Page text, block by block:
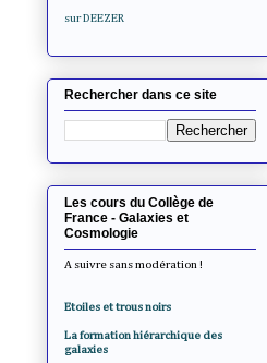
sur DEEZER
Rechercher dans ce site
Les cours du Collège de
France - Galaxies et
Cosmologie
A suivre sans modération !
Etoiles et trous noirs
La formation hiérarchique des
galaxies